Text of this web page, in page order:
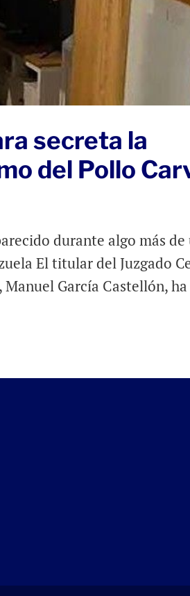
secreta la
del Pollo
durante algo más de
El titular del Juzgado
García Castellón, ha